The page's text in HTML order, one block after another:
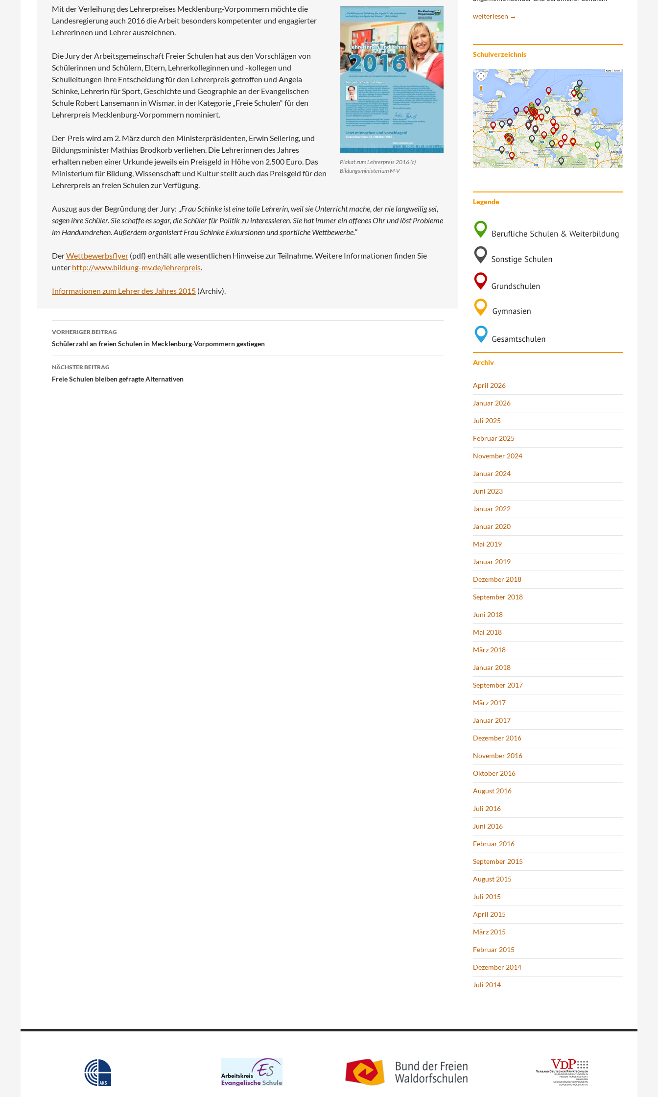
Plakat zum Lehrerpreis 2016 (c)
Bildungsministerium M-V
Mit der Verleihung des Lehrerpreises Mecklenburg-Vorpommern möchte die
Landesregierung auch 2016 die Arbeit besonders kompetenter und engagierter
Lehrerinnen und Lehrer auszeichnen.
Die Jury der Arbeitsgemeinschaft Freier Schulen hat aus den Vorschlägen von
Schülerinnen und Schülern, Eltern, Lehrerkolleginnen und -kollegen und
Schulleitungen ihre Entscheidung für den Lehrerpreis getroffen und Angela
Schinke, Lehrerin für Sport, Geschichte und Geographie an der Evangelischen
Schule Robert Lansemann in Wismar, in der Kategorie „Freie Schulen“ für den
Lehrerpreis Mecklenburg-Vorpommern nominiert.
Der Preis wird am 2. März durch den Ministerpräsidenten, Erwin Sellering, und
Bildungsminister Mathias Brodkorb verliehen. Die Lehrerinnen des Jahres
erhalten neben einer Urkunde jeweils ein Preisgeld in Höhe von 2.500 Euro. Das
Ministerium für Bildung, Wissenschaft und Kultur stellt auch das Preisgeld für den
Lehrerpreis an freien Schulen zur Verfügung.
Auszug aus der Begründung der Jury: „Frau Schinke ist eine tolle Lehrerin, weil sie Unterricht mache, der nie langweilig sei,
sagen ihre Schüler. Sie schaffe es sogar, die Schüler für Politik zu interessieren. Sie hat immer ein offenes Ohr und löst Probleme
im Handumdrehen. Außerdem organisiert Frau Schinke Exkursionen und sportliche Wettbewerbe.“
DerWettbewerbsflyer (pdf) enthält alle wesentlichen Hinweise zur Teilnahme. Weitere Informationen finden Sie
unter http://www.bildung-mv.de/lehrerpreis.
Informationen zum Lehrer des Jahres 2015 (Archiv).
Beitragsnavigation
VORHERIGER BEITRAG
Schülerzahl an freien Schulen in Mecklenburg-Vorpommern gestiegen
NÄCHSTER BEITRAG
Freie Schulen bleiben gefragte Alternativen
weiterlesen →
Schulverzeichnis
Legende
Archiv
April 2026
Januar 2026
Juli 2025
Februar 2025
November 2024
Januar 2024
Juni 2023
Januar 2022
Januar 2020
Mai 2019
Januar 2019
Dezember 2018
September 2018
Juni 2018
Mai 2018
März 2018
Januar 2018
September 2017
März 2017
Januar 2017
Dezember 2016
November 2016
Oktober 2016
August 2016
Juli 2016
Juni 2016
Februar 2016
September 2015
August 2015
Juli 2015
April 2015
März 2015
Februar 2015
Dezember 2014
Juli 2014